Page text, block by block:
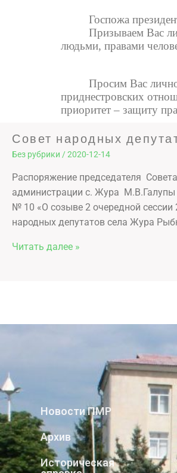
Госпожа
Призываем Вас
людьми, правами
Просим Вас
приднестровских
приоритет – защиту
Совет народных
Без рубрики /2020-12-14
Распоряжение председателя
администрации с. Жура М.В.Галупы
№ 10 «О созыве 2 очередной сессии
народных депутатов села Жура
Читать далее »
Новости ПМР
Архив
Историческая